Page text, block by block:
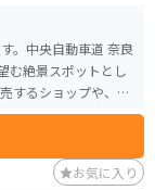
。中央自動車道 奈良
む絶景スポットとし
器や木工品など、お土
光スポットやハイキ
ングの休憩場所とし
お気に入り